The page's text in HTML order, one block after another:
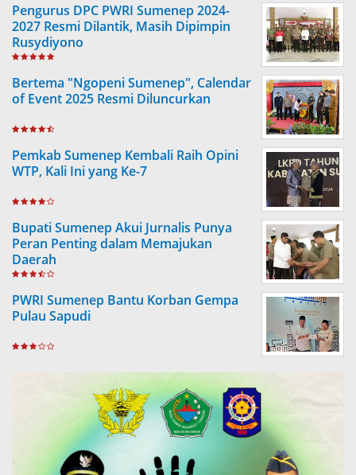
Pengurus DPC PWRI Sumenep 2024-
2027 Resmi Dilantik, Masih Dipimpin
Rusydiyono
Bertema "Ngopeni Sumenep", Calendar
of Event 2025 Resmi Diluncurkan
Pemkab Sumenep Kembali Raih Opini
WTP, Kali Ini yang Ke-7
Bupati Sumenep Akui Jurnalis Punya
Peran Penting dalam Memajukan
Daerah
PWRI Sumenep Bantu Korban Gempa
Pulau Sapudi